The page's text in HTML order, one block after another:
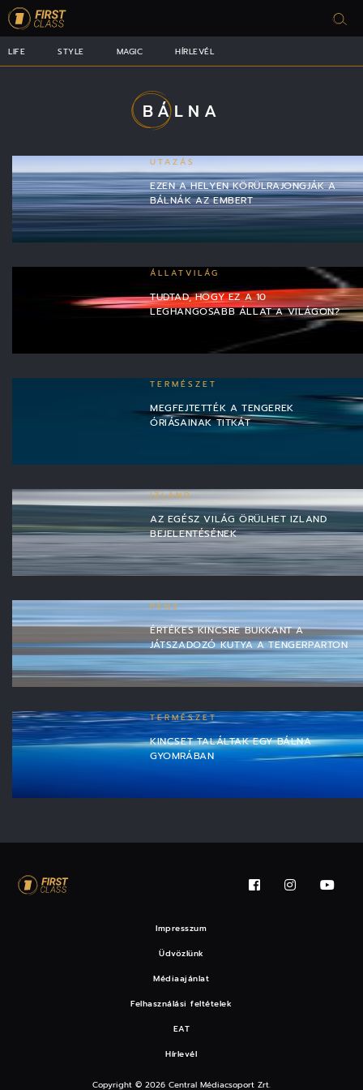
LIFE STYLE MAGIC HÍRLEVÉL
BÁLNA
UTAZÁS
EZEN A HELYEN KÖRÜLRAJONGJÁK A
BÁLNÁK AZ EMBERT
ÁLLATVILÁG
TUDTAD, HOGY EZ A 10
LEGHANGOSABB ÁLLAT A VILÁGON?
TERMÉSZET
MEGFEJTETTÉK A TENGEREK
ÓRIÁSAINAK TITKÁT
IZLAND
AZ EGÉSZ VILÁG ÖRÜLHET IZLAND
BEJELENTÉSÉNEK
PÉNZ
ÉRTÉKES KINCSRE BUKKANT A
JÁTSZADOZÓ KUTYA A TENGERPARTON
TERMÉSZET
KINCSET TALÁLTAK EGY BÁLNA
GYOMRÁBAN
Impresszum
Üdvözlünk
Médiaajánlat
Felhasználási feltételek
EAT
Hírlevél
Copyright © 2026 Central Médiacsoport Zrt.